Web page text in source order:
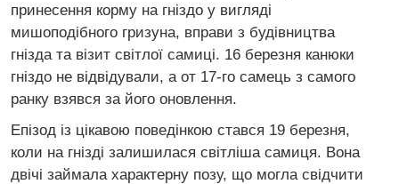
принесення корму на гніздо у вигляді
мишоподібного гризуна, вправи з будівництва
гнізда та візит світлої самиці. 16 березня канюки
гніздо не відвідували, а от 17-го самець з самого
ранку взявся за його оновлення.
Епізод із цікавою поведінкою стався 19 березня,
коли на гнізді залишилася світліша самиця. Вона
двічі займала характерну позу, що могла свідчити